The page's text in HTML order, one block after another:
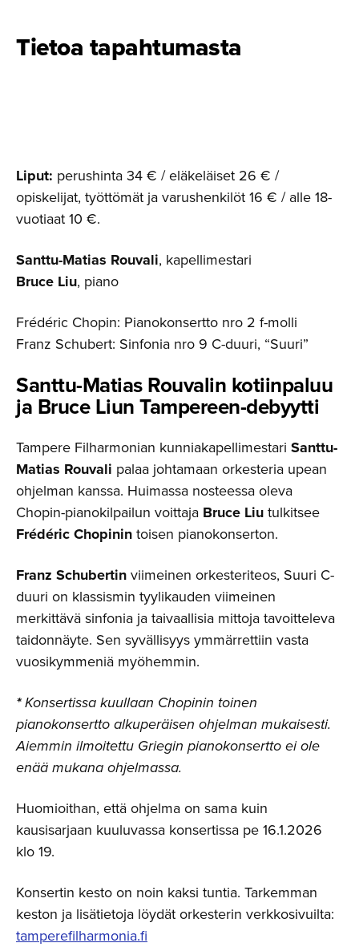
Tietoa tapahtumasta
Liput: perushinta 34 € / eläkeläiset 26 € /
opiskelijat, työttömät ja varushenkilöt 16 € / alle 18-
vuotiaat 10 €.
Santtu-Matias Rouvali, kapellimestari
Bruce Liu, piano
Frédéric Chopin: Pianokonsertto nro 2 f-molli
Franz Schubert: Sinfonia nro 9 C-duuri, “Suuri”
Santtu-Matias Rouvalin kotiinpaluu
ja Bruce Liun Tampereen-de­byytti
Tampere Filharmonian kunniakapellimestari Santtu-
Matias Rouvali palaa johtamaan orkesteria upean
ohjelman kanssa. Huimassa nosteessa oleva
Chopin-pianokilpailun voittaja Bruce Liutulkitsee
Frédéric Chopinintoisen pianokonserton.
Franz Schubertinviimeinen orkesteriteos, Suuri C-
duuri on klassismin tyylikauden viimeinen
merkittävä sinfonia ja taivaallisia mittoja tavoitteleva
taidonnäyte. Sen syvällisyys ymmärrettiin vasta
vuosikymmeniä myöhemmin.
*Konsertissa kuullaan Chopinin toinen
pianokonsertto alkuperäisen ohjelman mukaisesti.
Aiemmin ilmoitettu Griegin pianokonsertto ei ole
enää mukana ohjelmassa.
Huomioithan, että ohjelma on sama kuin
kausisarjaan kuuluvassa konsertissa pe 16.1.2026
klo 19.
Konsertin kesto on noin kaksi tuntia. Tarkemman
keston ja lisätietoja löydät orkesterin verkkosivuilta:
tamperefilharmonia.fi